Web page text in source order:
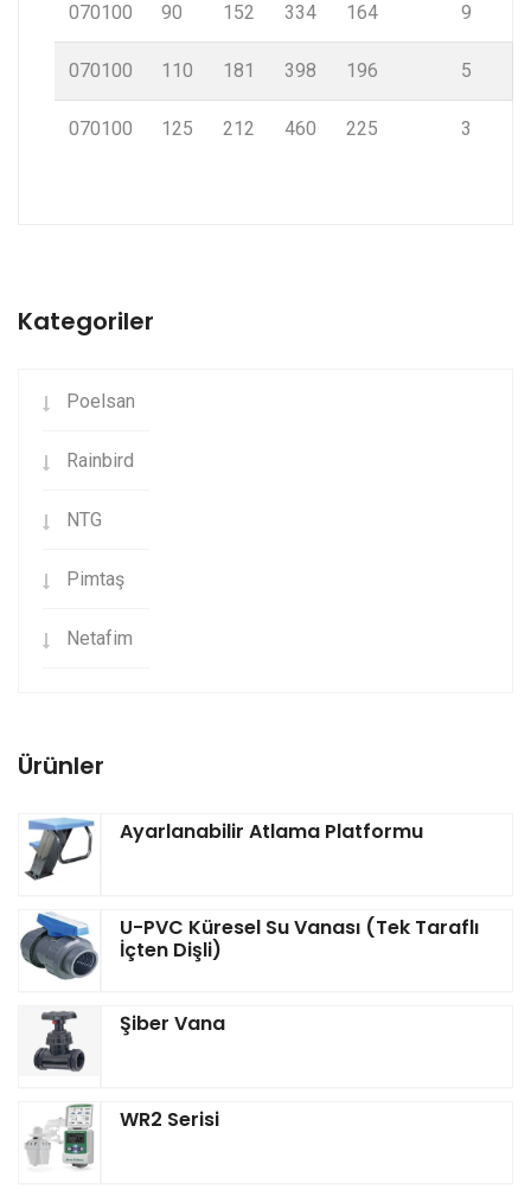
070100 90 152 334 164 9
070100 110 181 398 196 5
070100 125 212 460 225 3
Kategoriler
Poelsan
Rainbird
NTG
Pimtaş
Netafim
Ürünler
Ayarlanabilir Atlama Platformu
U-PVC Küresel Su Vanası (Tek Taraflı
İçten Dişli)
Şiber Vana
WR2 Serisi